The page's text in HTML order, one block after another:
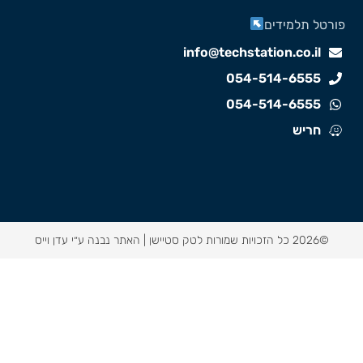
info@techstation.co.il
054-514-6555
054-514-6555
חריש
תלמידים
האתר נבנה ע״י עדן וייס